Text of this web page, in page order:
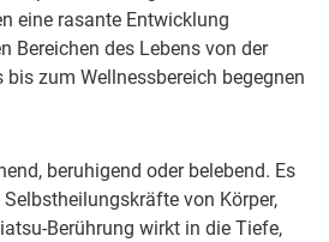
eine rasante Entwicklung
Bereichen des Lebens von der
zum Wellnessbereich begegnen
beruhigend oder belebend. Es
von Körper,
Berührung wirkt in die Tiefe,